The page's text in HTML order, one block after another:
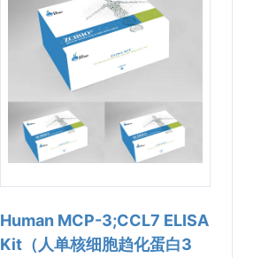
Human MCP-3;CCL7 ELISA
Kit（人单核细胞趋化蛋白3